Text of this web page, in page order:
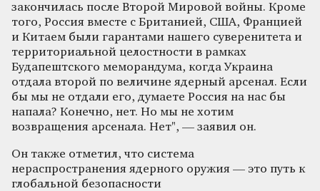
закончилась после Второй Мировой войны. Кроме
того, Россия вместе с Британией, США, Францией
и Китаем были гарантами нашего суверенитета и
территориальной целостности в рамках
Будапештского меморандума, когда Украина
отдала второй по величине ядерный арсенал. Если
бы мы не отдали его, думаете Россия на нас бы
напала? Конечно, нет. Но мы не хотим
возвращения арсенала. Нет", — заявил он.
Он также отметил, что система
нераспространения ядерного оружия — это путь к
глобальной безопасности